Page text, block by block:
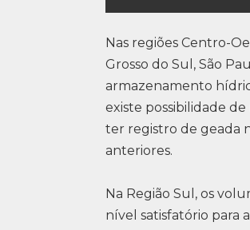
Nas regiões Centro-
Grosso do Sul, São
armazenamento
existe possibilidade
ter registro de geada
anteriores.
Na Região Sul, os
nível satisfatório para